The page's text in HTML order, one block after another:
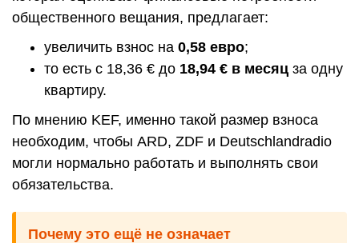
общественного вещания, предлагает:
увеличить взнос на 0,58 евро;
то есть с 18,36 € до 18,94 € в месяц за одну
квартиру.
По мнению KEF, именно такой размер взноса
необходим, чтобы ARD, ZDF и Deutschlandradio
могли нормально работать и выполнять свои
обязательства.
Почему это ещё не означает